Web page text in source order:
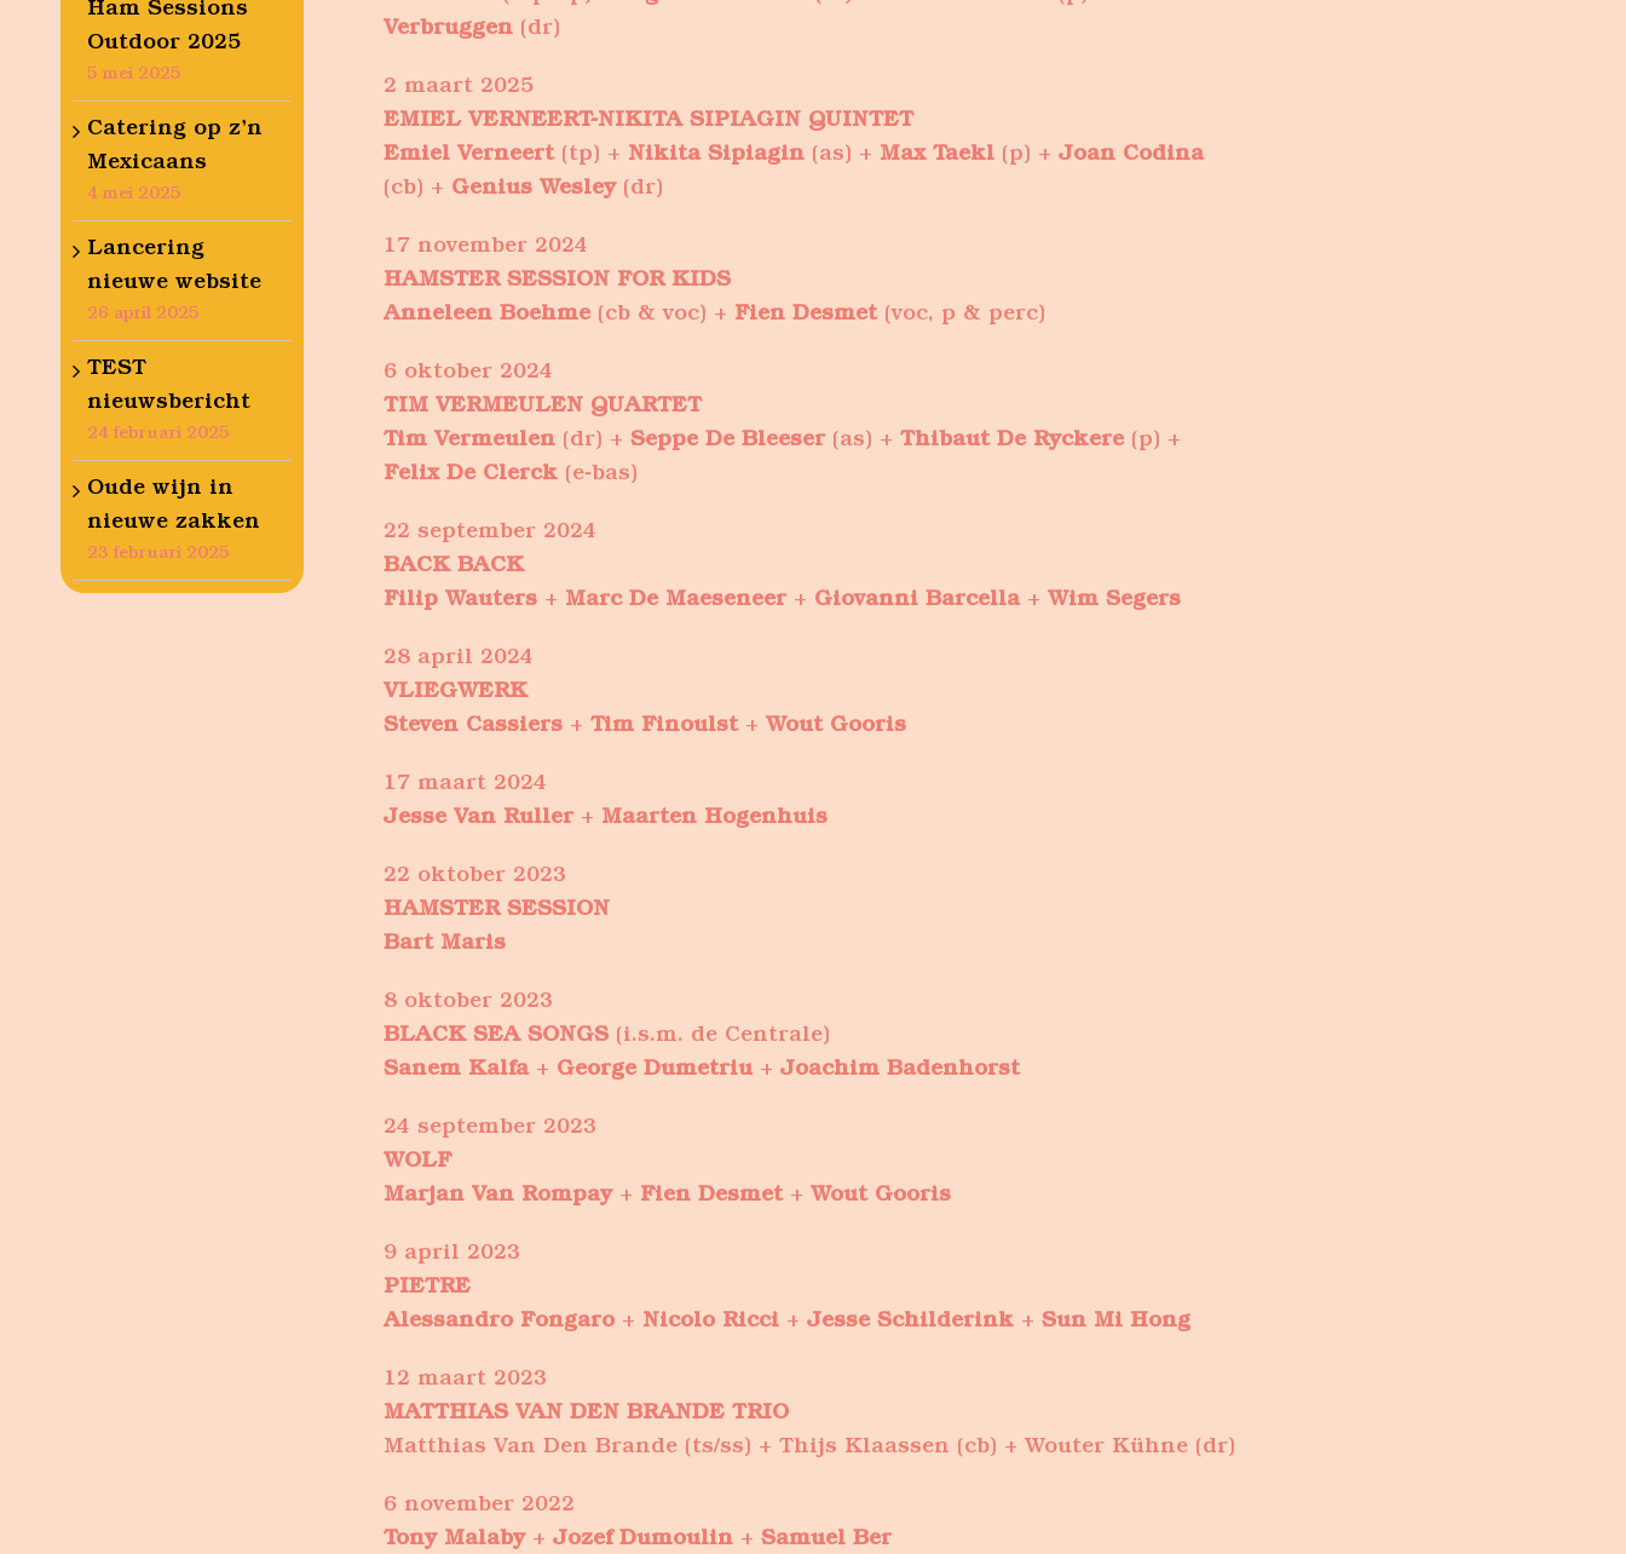
Verbruggen(dr)
2 maart 2025
EMIEL VERNEERT-NIKITA SIPIAGIN QUINTET
Emiel Verneert(tp) + Nikita Sipiagin(as) + Max Taekl(p) + Joan Codina
(cb) + Genius Wesley(dr)
17 november 2024
HAMSTER SESSION FOR KIDS
Anneleen Boehme(cb & voc) + Fien Desmet(voc, p & perc)
6 oktober 2024
TIM VERMEULEN QUARTET
Tim Vermeulen(dr) + Seppe De Bleeser(as) + Thibaut De Ryckere(p) +
Felix De Clerck(e-bas)
22 september 2024
BACK BACK
Filip Wauters+ Marc De Maeseneer+ Giovanni Barcella+ Wim Segers
28 april 2024
VLIEGWERK
Steven Cassiers+ Tim Finoulst+ Wout Gooris
17 maart 2024
Jesse Van Ruller+ Maarten Hogenhuis
22 oktober 2023
HAMSTER SESSION
Bart Maris
8 oktober 2023
BLACK SEA SONGS (i.s.m. de Centrale)
Sanem Kalfa+ George Dumetriu+ Joachim Badenhorst
24 september 2023
WOLF
Marjan Van Rompay+ Fien Desmet+ Wout Gooris
9 april 2023
PIETRE
Alessandro Fongaro+ Nicolo Ricci+ Jesse Schilderink+ Sun Mi Hong
12 maart 2023
MATTHIAS VAN DEN BRANDE TRIO
Matthias Van Den Brande (ts/ss) + Thijs Klaassen (cb) + Wouter Kühne (dr)
6 november 2022
Tony ​Malaby+ Jozef Dumoulin+ Samuel Ber
Ham Sessions
Outdoor 2025
5 mei 2025
Catering op z’n
Mexicaans
4 mei 2025
Lancering
nieuwe website
26 april 2025
TEST
nieuwsbericht
24 februari 2025
Oude wijn in
nieuwe zakken
23 februari 2025